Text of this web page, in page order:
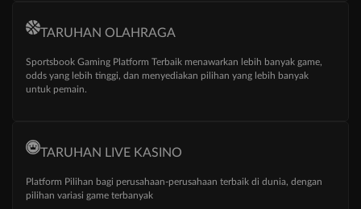
TARUHAN OLAHRAGA
Sportsbook Gaming Platform Terbaik menawarkan lebih banyak game,
odds yang lebih tinggi, dan menyediakan pilihan yang lebih banyak
untuk pemain.
TARUHAN LIVE KASINO
Platform Pilihan bagi perusahaan-perusahaan terbaik di dunia, dengan
pilihan variasi game terbanyak